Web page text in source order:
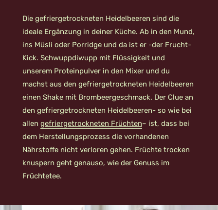
Die gefriergetrockneten Heidelbeeren sind die
ideale Ergänzung in deiner Küche. Ab in den Mund,
ins Müsli oder Porridge und da ist er -der Frucht-
Kick. Schwuppdiwupp mit Flüssigkeit und
unserem Proteinpulver in den Mixer und du
machst aus den gefriergetrockneten Heidelbeeren
einen Shake mit Brombeergeschmack. Der Clue an
den gefriergetrockneten Heidelbeeren- so wie bei
allen gefriergetrockneten Früchten– ist, dass bei
dem Herstellungsprozess die vorhandenen
Nährstoffe nicht verloren gehen. Früchte trocken
knuspern geht genauso, wie der Genuss im
Früchtetee.